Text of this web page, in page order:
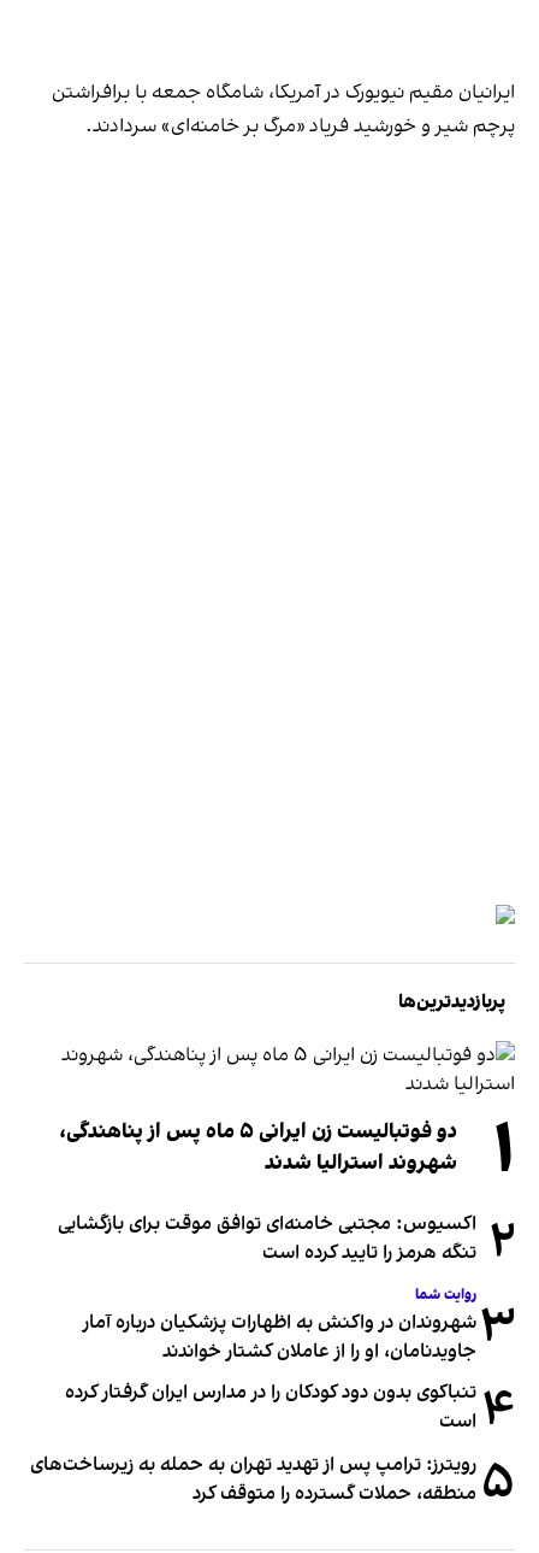
ایرانیان مقیم نیویورک در آمریکا، شامگاه جمعه با برافراشتن
پرچم شیر و خورشید فریاد «مرگ بر خامنه‌ای» سردادند.
پربازدیدترین‌ها
۱
دو فوتبالیست زن ایرانی ۵ ماه پس از پناهندگی،
شهروند استرالیا شدند
۲ اکسیوس: مجتبی خامنه‌ای توافق موقت برای بازگشایی
تنگه هرمز را تایید کرده است
۳ روایت شما
شهروندان در واکنش به اظهارات پزشکیان درباره آمار
جاویدنامان، او را از عاملان کشتار خواندند
۴ تنباکوی بدون دود کودکان را در مدارس ایران گرفتار کرده
است
۵ رویترز: ترامپ پس از تهدید تهران به حمله به زیرساخت‌های
منطقه، حملات گسترده را متوقف کرد